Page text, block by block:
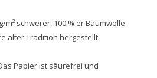
schwerer, 100 % er Baumwolle.
alter Tradition hergestellt.
Papier ist säurefrei und